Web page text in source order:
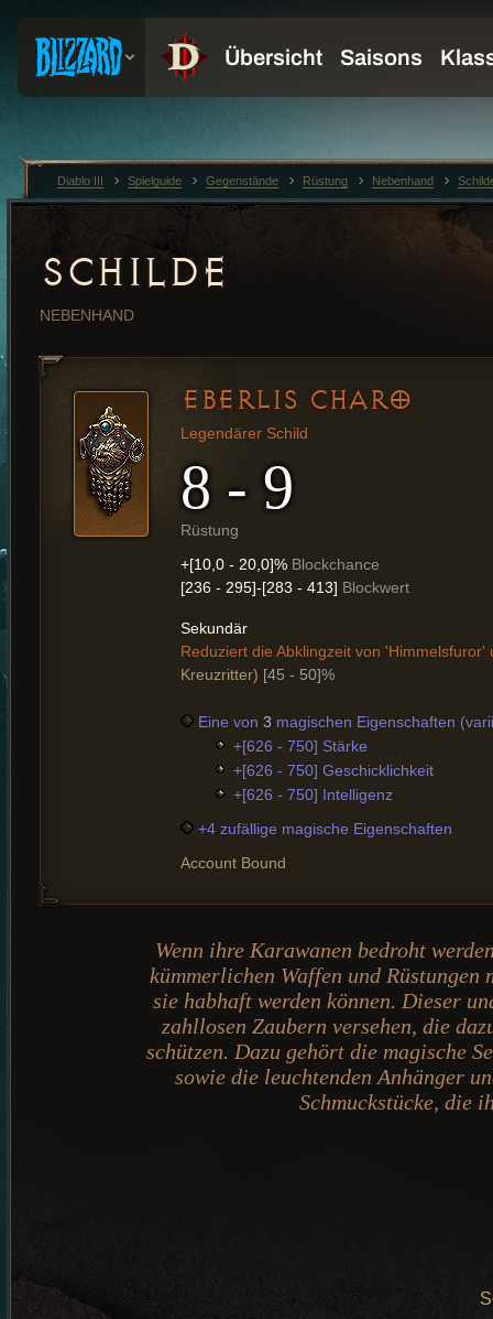
SCHILDE
NEBENHAND
EBERLIS CHARO
Legendärer Schild
8 - 9
Rüstung
+[10,0 - 20,0]% Blockchance
[236 - 295]-[283 - 413] Blockwert
Sekundär
Reduziert die Abklingzeit von 'Himmelsfuror'
Kreuzritter) [45 - 50]%
Eine von 3 magischen Eigenschaften
+[626 - 750] Stärke
+[626 - 750] Geschicklichkeit
+[626 - 750] Intelligenz
+4 zufällige magische Eigenschaften
Account Bound
Wenn ihre Karawanen bedroht
kümmerlichen Waffen und
sie habhaft werden können. Dieser
zahllosen Zaubern versehen, die
schützen. Dazu gehört die magische
sowie die leuchtenden Anhänger
Schmuckstücke, die
Diablo III Spielguide Gegenstände Rüstung Nebenhand